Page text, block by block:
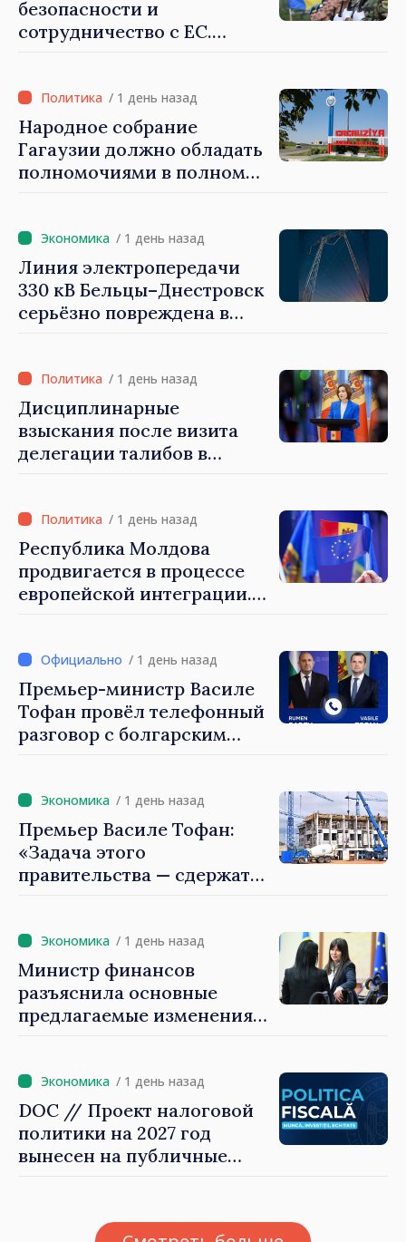
безопасности и
сотрудничество с ЕС.
обороны на 2024–2034 годы
опубликована в Monitorul
Oficial
/ 1 день назад
Народное собрание
Гагаузии должно обладать
полномочиями в полном
быть свободными и
честными»
/ 1 день назад
Линия электропередачи
330 кВ Бельцы–Днестровск
серьёзно повреждена в
/ 1 день назад
Дисциплинарные
взыскания после визита
делегации талибов в
занимающие высокие
должности, не знают
политики государства»
/ 1 день назад
Республика Молдова
продвигается в процессе
европейской интеграции.
блокирует» / 1 день назад
Премьер-министр Василе
Тофан провёл телефонный
разговор с болгарским
/ 1 день назад
Премьер Василе Тофан:
«Задача этого
правительства — сдержать
/ 1 день назад
Министр финансов
разъяснила основные
предлагаемые изменения
налогу
/ 1 день назад
DOC // Проект налоговой
политики на 2027 год
вынесен на публичные